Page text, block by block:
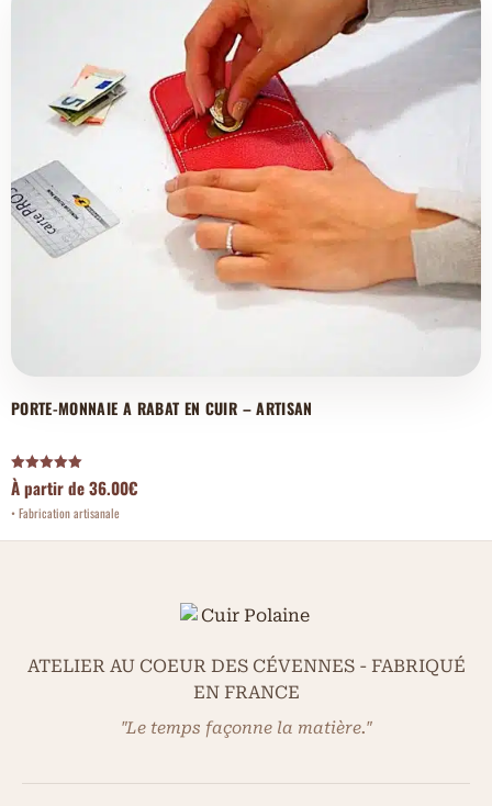
PORTE-MONNAIE A RABAT EN CUIR – ARTISAN
Note
5.00
sur 5
À partir de36.00€
ATELIER AU COEUR DES CÉVENNES - FABRIQUÉ
EN FRANCE
"Le temps façonne la matière."